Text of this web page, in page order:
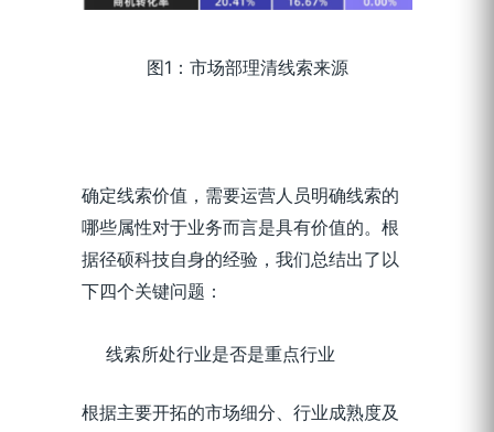
图1：市场部理清线索来源
确定线索价值，需要运营人员明确线索的
哪些属性对于业务而言是具有价值的。根
据径硕科技自身的经验，我们总结出了以
下四个关键问题：
线索所处行业是否是重点行业
根据主要开拓的市场细分、行业成熟度及